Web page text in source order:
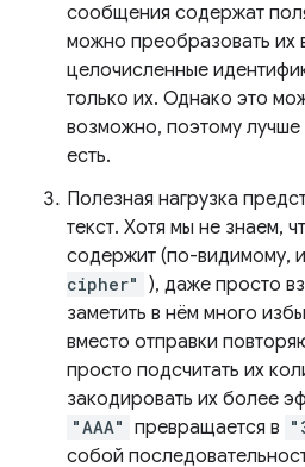
сообщения содержат
можно преобразовать их
целочисленные
только их. Однако это
возможно, поэтому лучше
есть.
Полезная нагрузка
текст. Хотя мы не знаем,
содержит (по-видимому,
cipher"
), даже просто
заметить в нём много
вместо отправки
просто подсчитать их
закодировать их более
"AAA" превращается в
собой